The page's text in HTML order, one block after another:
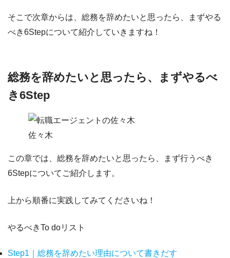
そこで次章からは、 総務を辞めたいと思ったら、まずやる
べき6Stepについて紹介していきますね！
総務を辞めたいと思ったら、まずやるべ
き6Step
佐々木
この章では、総務を辞めたいと思ったら、まず行うべき
6Stepについてご紹介します。
上から順番に実践してみてくださいね！
やるべきTo doリスト
Step1｜総務を辞めたい理由について書きだす